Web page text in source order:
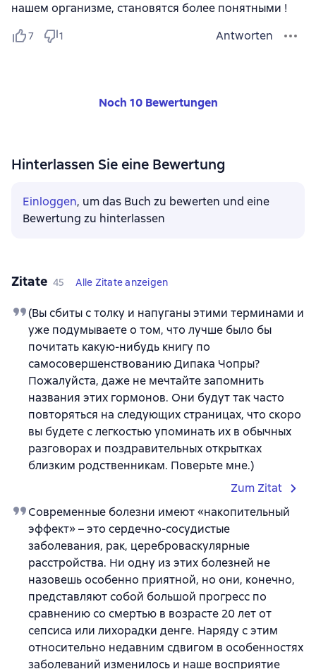
нашем организме, становятся более понятными !
7 1 Antworten
Noch 10 Bewertungen
Hinterlassen Sie eine Bewertung
Einloggen, um das Buch zu bewerten und eine
Bewertung zu hinterlassen
Zitate 45 Alle Zitate anzeigen
(Вы сбиты с толку и напуганы этими терминами и
уже подумываете о том, что лучше было бы
почитать какую-нибудь книгу по
самосовершенствованию Дипака Чопры?
Пожалуйста, даже не мечтайте запомнить
названия этих гормонов. Они будут так часто
повторяться на следующих страницах, что скоро
вы будете с легкостью упоминать их в обычных
разговорах и поздравительных открытках
близким родственникам. Поверьте мне.)
Zum Zitat
Современные болезни имеют «накопительный
эффект» – это сердечно-сосудистые
заболевания, рак, цереброваскулярные
расстройства. Ни одну из этих болезней не
назовешь особенно приятной, но они, конечно,
представляют собой большой прогресс по
сравнению со смертью в возрасте 20 лет от
сепсиса или лихорадки денге. Наряду с этим
относительно недавним сдвигом в особенностях
заболеваний изменилось и наше восприятие